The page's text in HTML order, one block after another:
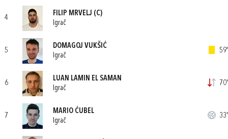
4
FILIP MRVELJ (C)
Igrač
5
DOMAGOJ VUKŠIĆ
Igrač
59'
6
LUAN LAMIN EL SAMAN
Igrač
70'
7
MARIO ĆUBEL
Igrač
33'